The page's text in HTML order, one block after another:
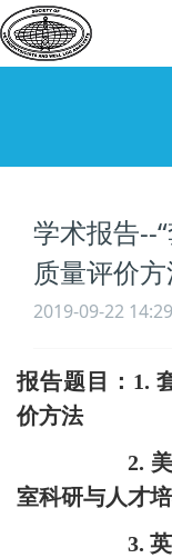
学术报告--
质量评价方
2019-09-22
报告题目 ： 1.
价方法
2.
室科研与人才
3.